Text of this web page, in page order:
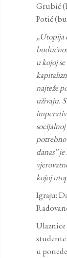
Grubić
Potić
„Utopija
u kojoj
najteže
uživaju.
imperativ
potrebno
danas”
kojoj
Igraju:
Ulaznice
u